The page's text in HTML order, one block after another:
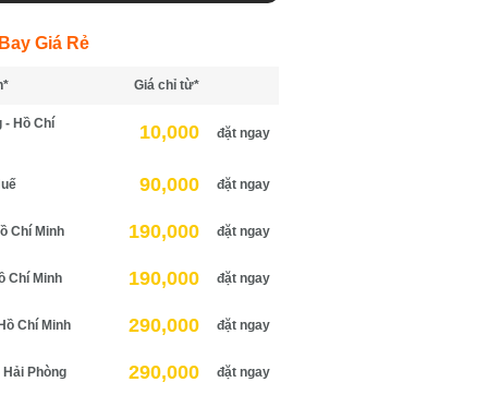
Giá Rẻ
Giá chỉ từ*
Hồ Chí
10,000 đặt ngay
90,000 đặt ngay
Chí Minh 190,000 đặt ngay
Chí Minh 190,000 đặt ngay
Chí Minh 290,000 đặt ngay
Phòng 290,000 đặt ngay